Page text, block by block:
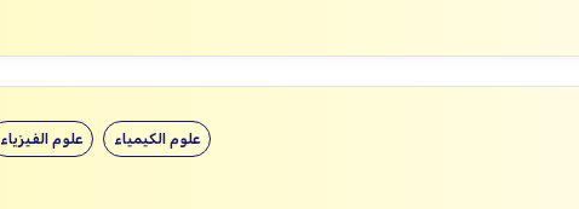
علوم الفيزياء علوم الكيمياء